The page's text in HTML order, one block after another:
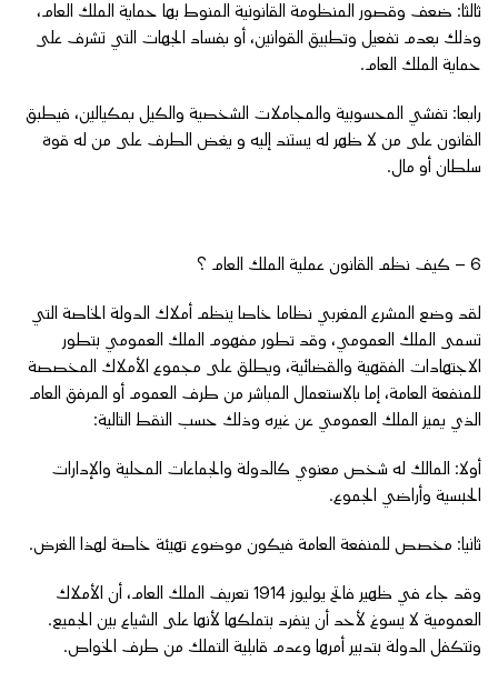
ثالثا: ضعف وقصور المنظومة القانونية المنوط بها حماية الملك العام،
وذلك بعدم تفعيل وتطبيق القوانين، أو بفساد الجهات التي تشرف على
حماية الملك العام.
رابعا: تفشي المحسوبية والمجاملات الشخصية والكيل بمكيالين، فيطبق
القانون على من لا ظهر له يستند إليه و يغض الطرف على من له قوة
سلطان أو مال.
6 – كيف نظم القانون عملية الملك العام ؟
لقد وضع المشرع المغربي نظاما خاصا ينظم أملاك الدولة الخاصة التي
تسمى الملك العمومي، وقد تطور مفهوم الملك العمومي بتطور
الاجتهادات الفقهية والقضائية، ويطلق على مجموع الأملاك المخصصة
للمنفعة العامة، إما بالاستعمال المباشر من طرف العموم أو المرفق العام
الذي يميز الملك العمومي عن غيره وذلك حسب النقط التالية:
أولا: المالك له شخص معنوي كالدولة والجماعات المحلية والإدارات
الحبسية وأراضي الجموع.
ثانيا: مخصص للمنفعة العامة فيكون موضوع تهيئة خاصة لهذا الغرض.
وقد جاء في ظهير فاتح يوليوز 1914 تعريف الملك العام، أن الأملاك
العمومية لا يسوغ لأحد أن ينفرد بتملكها لأنها على الشياع بين الجميع.
وتتكفل الدولة بتدبير أمرها وعدم قابلية التملك من طرف الخواص.